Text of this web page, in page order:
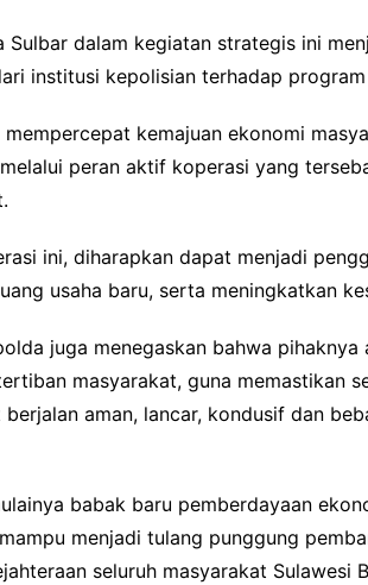
Sulbar dalam kegiatan strategis ini
institusi kepolisian terhadap
kemajuan ekonomi
peran aktif koperasi yang
ini, diharapkan dapat menjadi
usaha baru, serta meningkatkan
juga menegaskan bahwa pihaknya
masyarakat, guna memastikan
aman, lancar, kondusif dan
babak baru pemberdayaan
menjadi tulang punggung
seluruh masyarakat Sulawesi